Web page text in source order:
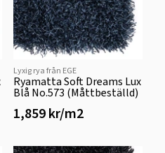
Lyxig rya från EGE
Ryamatta Soft Dreams Lux
Blå No.573 (Måttbeställd)
1,859 kr/m2